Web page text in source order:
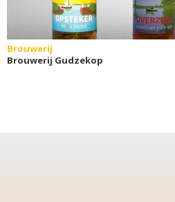
Brouwerij
Brouwerij Gudzekop